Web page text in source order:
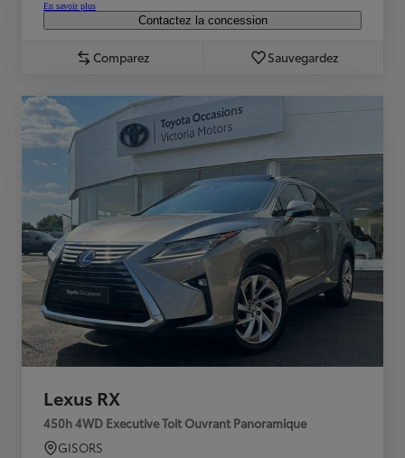
En savoir plus
Contactez la concession
Comparez Sauvegardez
Lexus RX
450h 4WD Executive Toit Ouvrant Panoramique
GISORS